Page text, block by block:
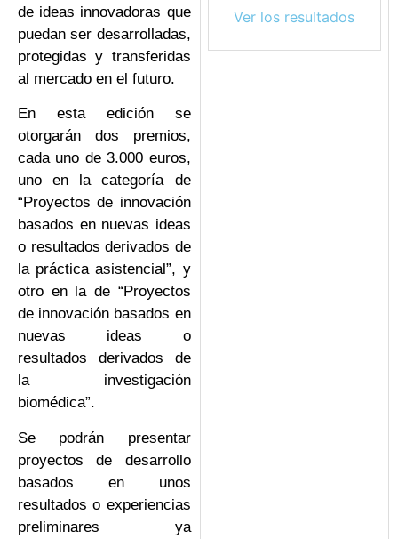
de ideas innovadoras que
puedan ser desarrolladas,
protegidas y transferidas
al mercado en el futuro.
En esta edición se
otorgarán dos premios,
cada uno de 3.000 euros,
uno en la categoría de
“Proyectos de innovación
basados en nuevas ideas
o resultados derivados de
la práctica asistencial”, y
otro en la de “Proyectos
de innovación basados en
nuevas ideas o
resultados derivados de
la investigación
biomédica”.
Se podrán presentar
proyectos de desarrollo
basados en unos
resultados o experiencias
preliminares ya
Ver los resultados